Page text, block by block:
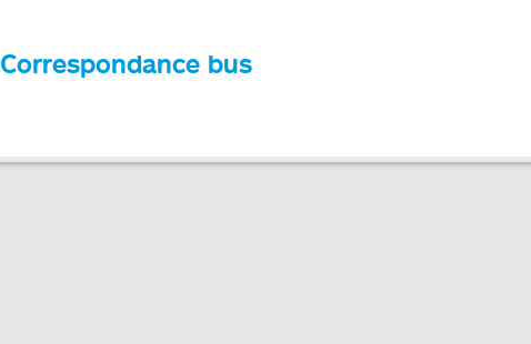
Correspondance bus